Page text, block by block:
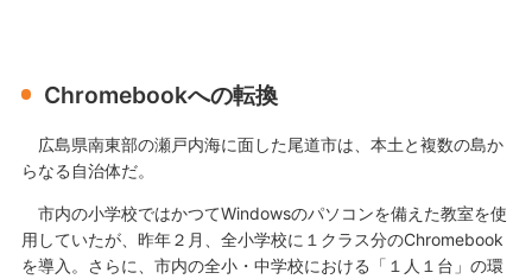
Chromebookへの転換
広島県南東部の瀬戸内海に面した尾道市は、本土と複数の島か
らなる自治体だ。
市内の小学校ではかつてWindowsのパソコンを備えた教室を使
用していたが、昨年２月、全小学校に１クラス分のChromebook
を導入。さらに、市内の全小・中学校における「１人１台」の環